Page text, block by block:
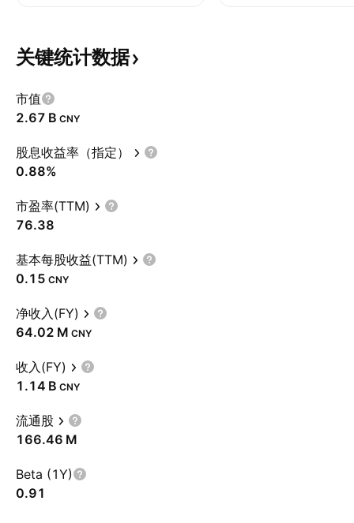
关键统计数据
市值
‪2.67 B‬ CNY
股息收益率（指定）
0.88%
市盈率(TTM)
76.38
基本每股收益(TTM)
0.15 CNY
净收入(FY)
‪64.02 M‬ CNY
收入(FY)
‪1.14 B‬ CNY
流通股
‪166.46 M‬
Beta (1Y)
0.91